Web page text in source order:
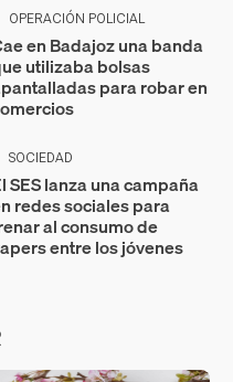
OPERACIÓN POLICIAL
en Badajoz una banda
utilizaba bolsas
para robar en
SOCIEDAD
SES lanza una campaña
redes sociales para
al consumo de
entre los jóvenes